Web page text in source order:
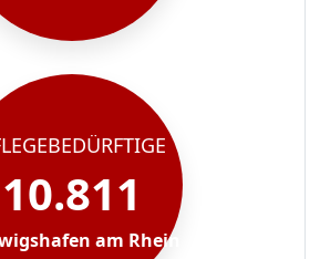
10.811
am Rhein